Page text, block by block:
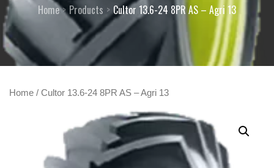
Home Products Cultor 13.6-24 8PR AS – Agri 13
Home / Cultor 13.6-24 8PR AS – Agri 13